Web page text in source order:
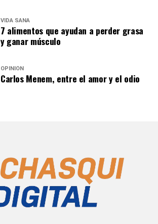
VIDA SANA
7 alimentos que ayudan a perder grasa
y ganar músculo
OPINIÓN
Carlos Menem, entre el amor y el odio